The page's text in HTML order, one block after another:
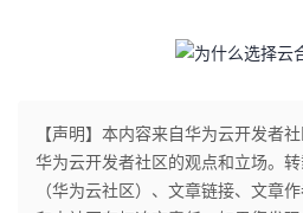
【声明】本内容来自华为云开发者
华为云开发者社区的观点和立场。
（华为云社区）、文章链接、文章